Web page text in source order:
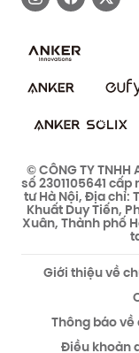
Cộng đồng bảo
Cộng đồng eufy
© CÔNG TY TNHH
số 2301105641
tư Hà Nội, Địa chỉ:
Khuất Duy Tiến,
Xuân, Thành phố
Giới thiệu về
Thông báo
Điều khoản